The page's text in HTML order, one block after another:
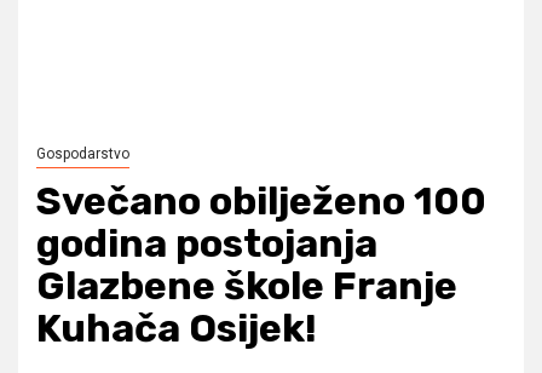
Gospodarstvo
Svečano obilježeno 100
godina postojanja
Glazbene škole Franje
Kuhača Osijek!